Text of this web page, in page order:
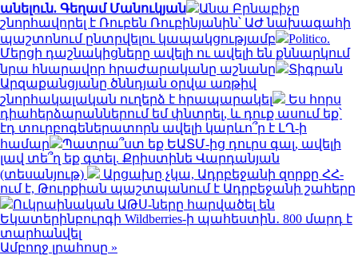
անելուն. Գեղամ Մանուկյան
Անա Բրնաբիչը
շնորհավորել է Ռուբեն Ռուբինյանին՝ ԱԺ նախագահի
պաշտոնում ընտրվելու կապակցությամբ
Politico.
Մերցի դաշնակիցները ավելի ու ավելի են քննարկում
նրա հնարավոր հրաժարականը աշնանը
Տիգրան
Արզաքանցյանը ծննդյան օրվա առթիվ
շնորհակալական ուղերձ է հրապարակել
Ես հորս
դիահերձարաններում եմ փնտրել, և դուք ասում եք՝
էդ տուրբոգեներատորն ավելի կարևո՞ր է ԼՂ-ի
համար
Պատրա՞ստ եք ԵԱՏՄ-ից դուրս գալ, ավելի
լավ տե՞ղ եք գտել. Քրիստինե Վարդանյան
(տեսանյութ)
Արցախը չկա, Ադրբեջանի զորքը ՀՀ-
ում է, Թուրքիան պաշտպանում է Ադրբեջանի շահերը
Ուկրաինական ԱԹՍ-ները հարվածել են
Եկատերինբուրգի Wildberries-ի պահեստին․ 800 մարդ է
տարհանվել
Ամբողջ լրահոսը »